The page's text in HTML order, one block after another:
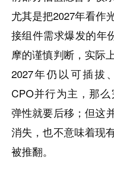
尤其是把2027年看作
接组件需求爆发的年
摩的谨慎判断，实际
2027年仍以可插拔
CPO并行为主，那
弹性就要后移；但这
消失，也不意味着现
被推翻。